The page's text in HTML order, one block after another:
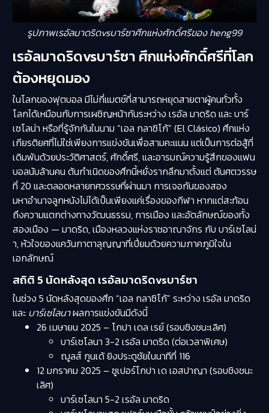
รูปภาพเรอัลมาดริดvsบาร์ซาศึกแห่งศักดิ์ศรีของ heng99
เรอัลมาดริดvsบาร์ซา ศึกแห่งศักดิ์ศรีที่โลก
ต้องหยุดมอง
ในโลกของฟุตบอล มีไม่กี่แมตช์ที่สามารถหยุดสายตาผู้คนทั่วทั้ง
โลกได้เหมือนกับการเผชิญหน้ากันระหว่าง เรอัล มาดริด และ บาร์
เซโลน่า หรือที่รู้จักกันในนาม “เอล กลาซิโก้” (El Clásico) ศึกแห่ง
เกียรติยศที่ไม่ใช่เพียงการแข่งขันเพื่อสามคะแนน แต่เป็นการต่อสู้ที่
เดิมพันด้วยประวัติศาสตร์, ศักดิ์ศรี, และอารมณ์ความรู้สึกของแฟน
บอลนับล้านคน ต้นกำเนิดของศึกนี้หยั่งรากลึกมาตั้งแต่ ต้นศตวรรษ
ที่ 20 และตลอดหลายทศวรรษที่ผ่านมา การเจอกันของสอง
มหาอำนาจลูกหนังไม่ได้เป็นเพียงแค่เรื่องของกีฬา หากแต่สะท้อน
ถึงความแตกต่างทางวัฒนธรรม, การเมือง และอัตลักษณ์ของทั้ง
สองเมือง — มาดริด, เมืองหลวงแห่งราชอาณาจักร กับ บาร์เซโลน่
า, หัวใจของแคว้นกาตาลุญญาที่เปี่ยมด้วยความภาคภูมิใจใน
เอกลักษณ์
สถิติ 5 นัดหลังสุด เรอัลมาดริดvsบาร์ซา
​ในช่วง 5 นัดหลังสุดของศึก “เอล กลาซิโก้” ระหว่าง เรอัล มาดริด
และ บาร์เซโลนาผลการแข่งขันมีดังนี้
26 เมษายน 2025 – โกปา เดล เรย์ (รอบชิงชนะเลิศ)
บาร์เซโลนา 3-2 เรอัล มาดริด (ต่อเวลาพิเศษ)
ฌูลส์ กูนเด้ ยิงประตูชัยในนาทีที่ 116 ​
12 มกราคม 2025 – ซูเปอร์โกปา เด เอสปาญา (รอบชิงชนะ
เลิศ)
บาร์เซโลนา 5-2 เรอัล มาดริด